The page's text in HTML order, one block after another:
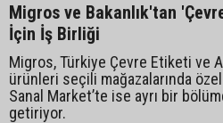
Migros ve Bakanlık'tan
İçin İş Birliği
Migros, Türkiye Çevre Etiketi ve
ürünleri seçili mağazalarında
Sanal Market’te ise ayrı bir
getiriyor.